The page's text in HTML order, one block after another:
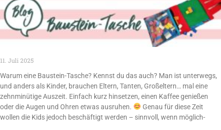
11. Juli 2025
Warum eine Baustein-Tasche? Kennst du das auch? Man ist unterwegs,
und anders als Kinder, brauchen Eltern, Tanten, Großeltern… mal eine
zehnminütige Auszeit. Einfach kurz hinsetzen, einen Kaffee genießen
oder die Augen und Ohren etwas ausruhen.
Genau für diese Zeit
wollen die Kids jedoch beschäftigt werden – sinnvoll, wenn möglich-